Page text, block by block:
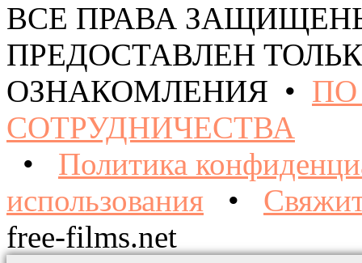
ВСЕ ПРАВА
ПРЕДОСТАВЛЕН
ОЗНАКОМЛЕНИЯ •
СОТРУДНИЧЕСТВА
• Политика
использования •
free-films.net